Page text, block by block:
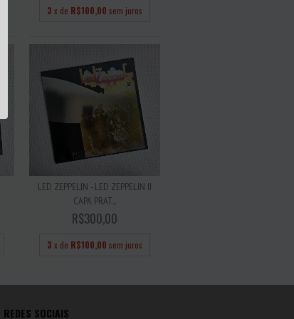
3 x de R$100,00 sem juros
LED ZEPPELIN - LED ZEPPELIN II
CAPA PRAT...
R$300,00
3 x de R$100,00 sem juros
REDES SOCIAIS